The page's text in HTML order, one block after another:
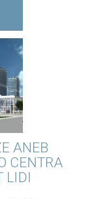
ANEB
CENTRA
LIDI